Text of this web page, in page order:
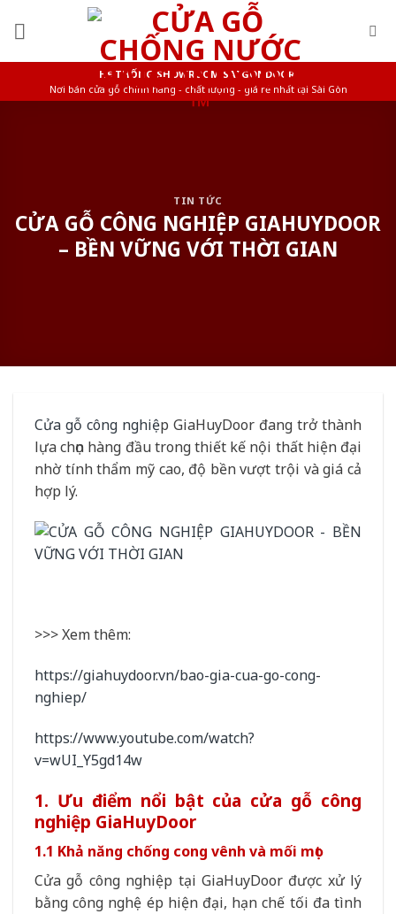
HỆ THỐNG SHOWROOM SAIGONDOOR
Nơi bán cửa gỗ chính hãng - chất lượng - giá rẻ nhất tại Sài Gòn
TIN TỨC
CỬA GỖ CÔNG NGHIỆP GIAHUYDOOR
– BỀN VỮNG VỚI THỜI GIAN
Cửa gỗ công nghiệp GiaHuyDoor đang trở thành
lựa chọn hàng đầu trong thiết kế nội thất hiện đại
nhờ tính thẩm mỹ cao, độ bền vượt trội và giá cả
hợp lý.
>>> Xem thêm:
https://giahuydoor.vn/bao-gia-cua-go-cong-
nghiep/
https://www.youtube.com/watch?
v=wUI_Y5gd14w
1. Ưu điểm nổi bật của cửa gỗ công
nghiệp GiaHuyDoor
1.1 Khả năng chống cong vênh và mối mọt
Cửa gỗ công nghiệp tại GiaHuyDoor được xử lý
bằng công nghệ ép hiện đại, hạn chế tối đa tình